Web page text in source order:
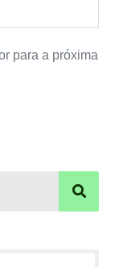
para a próxima